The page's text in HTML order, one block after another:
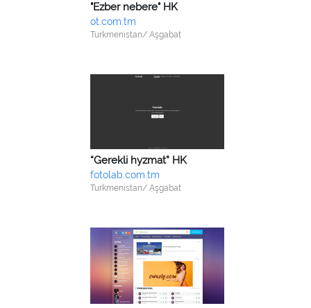
"Ezber nebere" HK
ot.com.tm
Turkmenistan/ Aşgabat
“Gerekli hyzmat” HK
fotolab.com.tm
Turkmenistan/ Aşgabat